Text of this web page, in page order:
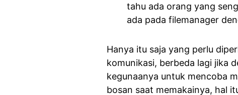
tahu ada orang yang
ada pada filemanager
Hanya itu saja yang perlu
komunikasi, berbeda lagi jika
kegunaanya untuk mencoba
bosan saat memakainya, hal